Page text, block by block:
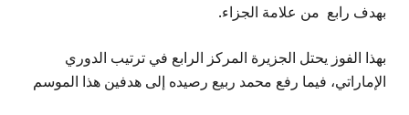
بهدف رابع من علامة الجزاء.
بهذا الفوز يحتل الجزيرة المركز الرابع في ترتيب الدوري
الإماراتي، فيما رفع محمد ربيع رصيده إلى هدفين هذا الموسم